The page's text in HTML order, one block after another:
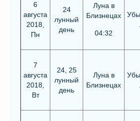
6
августа
2018,
Пн
24
лунный
день
Луна в
Близнецах
04:32
7
августа
2018,
Вт
24, 25
лунный
день
Луна в
Близнецах